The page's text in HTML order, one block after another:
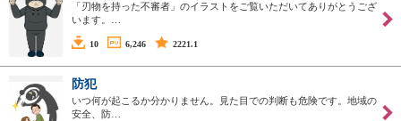
「刃物を持った不審者」のイラストをご覧いただいてありがとうござ
います。…
10 6,246 2221.1
防犯
いつ何が起こるか分かりません。見た目での判断も危険です。地域の
安全、防…